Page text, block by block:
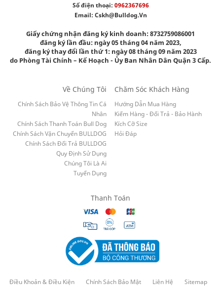
Số điện thoại: 0962367696
Email: Cskh@bulldog.vn
Giấy chứng nhận đăng ký kinh doanh: 8732759086001
đăng ký lần đầu: ngày 05 tháng 04 năm 2023,
đăng ký thay đổi lần thứ 1: ngày 08 tháng 09 năm 2023
do Phòng Tài Chính – Kế Hoạch - Ủy Ban Nhân Dân Quận 3 Cấp.
Về Chúng Tôi
Chính Sách Bảo Vệ Thông Tin Cá
Nhân
Chính Sách Thanh Toán Bull Dog
Chính Sách Vận Chuyển BULLDOG
Chính Sách Đổi Trả BULLDOG
Quy Định Sử Dụng
Chúng Tôi Là Ai
Tuyển Dụng
Chăm Sóc Khách Hàng
Hướng Dẫn Mua Hàng
Kiểm Hàng - Đổi Trả - Bảo Hành
Kích Cỡ Size
Hỏi Đáp
Thanh Toán
Điều Khoản & Điều Kiện Chính Sách Bảo Mật Liên Hệ
Sitemap